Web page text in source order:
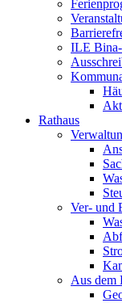
ILE
Rathaus
Ver- und
Aus dem